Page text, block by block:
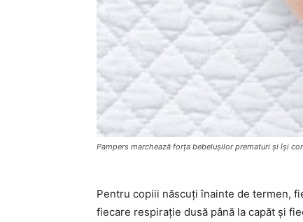
Pampers marchează forța bebelușilor prematuri și își
Pentru copiii născuți înainte de termen,
fiecare respirație dusă până la capăt și